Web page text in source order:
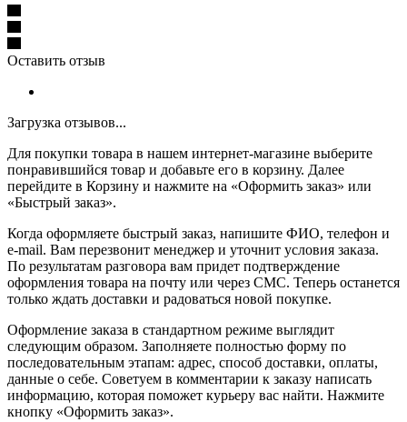
Оставить отзыв
Загрузка отзывов...
Для покупки товара в нашем интернет-магазине выберите
понравившийся товар и добавьте его в корзину. Далее
перейдите в Корзину и нажмите на «Оформить заказ» или
«Быстрый заказ».
Когда оформляете быстрый заказ, напишите ФИО, телефон и
e-mail. Вам перезвонит менеджер и уточнит условия заказа.
По результатам разговора вам придет подтверждение
оформления товара на почту или через СМС. Теперь останется
только ждать доставки и радоваться новой покупке.
Оформление заказа в стандартном режиме выглядит
следующим образом. Заполняете полностью форму по
последовательным этапам: адрес, способ доставки, оплаты,
данные о себе. Советуем в комментарии к заказу написать
информацию, которая поможет курьеру вас найти. Нажмите
кнопку «Оформить заказ».